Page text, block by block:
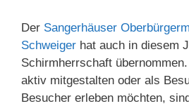
Der Sangerhäuser
Schweiger hat auch in diesem
Schirmherrschaft
aktiv mitgestalten oder als
Besucher erleben möchten,